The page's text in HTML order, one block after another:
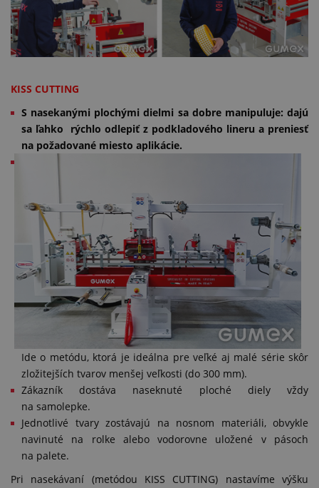
KISS CUTTING
S nasekanými plochými dielmi sa dobre manipuluje: dajú
sa ľahko rýchlo odlepiť z podkladového lineru a preniesť
na požadované miesto aplikácie.
Ide o metódu, ktorá je ideálna pre veľké aj malé série skôr
zložitejších tvarov menšej veľkosti (do 300 mm).
Zákazník dostáva naseknuté ploché diely vždy
na samolepke.
Jednotlivé tvary zostávajú na nosnom materiáli, obvykle
navinuté na rolke alebo vodorovne uložené v pásoch
na palete.
Pri nasekávaní (metódou KISS CUTTING) nastavíme výšku